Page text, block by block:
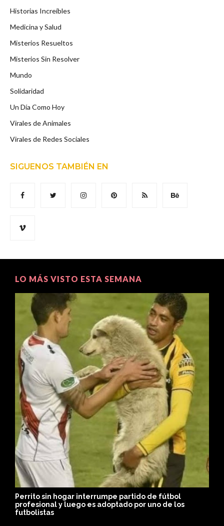
Historias Increíbles
Medicina y Salud
Misterios Resueltos
Misterios Sin Resolver
Mundo
Solidaridad
Un Día Como Hoy
Virales de Animales
Virales de Redes Sociales
SIGUENOS TAMBIÉN EN
LO MÁS VISTO ESTA SEMANA
Perrito sin hogar interrumpe partido de fútbol
profesional y luego es adoptado por uno de los
futbolistas